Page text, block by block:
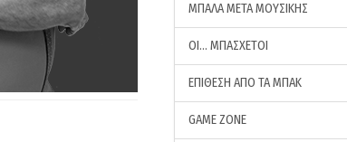
ΜΠΑΛΑ ΜΕΤΑ ΜΟΥΣΙΚΗΣ
ΟΙ… ΜΠΑΣΧΕΤΟΙ
ΕΠΙΘΕΣΗ ΑΠΟ ΤΑ ΜΠΑΚ
GAME ZONE